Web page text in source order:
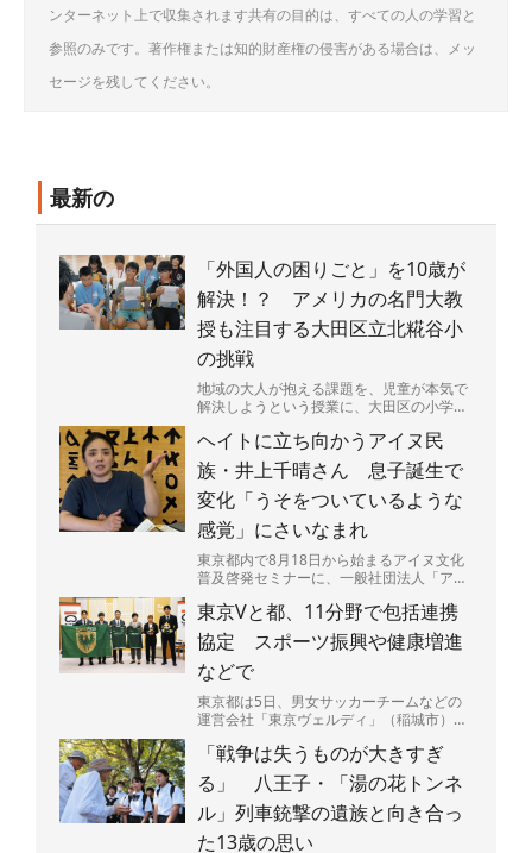
ンターネット上で収集されます共有の目的は、すべての人の学習と
参照のみです。著作権または知的財産権の侵害がある場合は、メッ
セージを残してください。
最新の
「外国人の困りごと」を10歳が
解決！？ アメリカの名門大教
授も注目する大田区立北糀谷小
の挑戦
地域の大人が抱える課題を、児童が本気で
解決しようという授業に、大田区の小学校
ニア大バークレー校（...
ヘイトに立ち向かうアイヌ民
族・井上千晴さん 息子誕生で
変化「うそをついているような
感覚」にさいなまれ
東京都内で8月18日から始まるアイヌ文化
普及啓発セミナーに、一般社団法人「アイ
で、アイヌ民族の井...
東京Vと都、11分野で包括連携
協定 スポーツ振興や健康増進
などで
東京都は5日、男女サッカーチームなどの
運営会社「東京ヴェルディ」（稲城市）、
団法人「東京ヴェル...
「戦争は失うものが大きすぎ
る」 八王子・「湯の花トンネ
ル」列車銃撃の遺族と向き合っ
た13歳の思い